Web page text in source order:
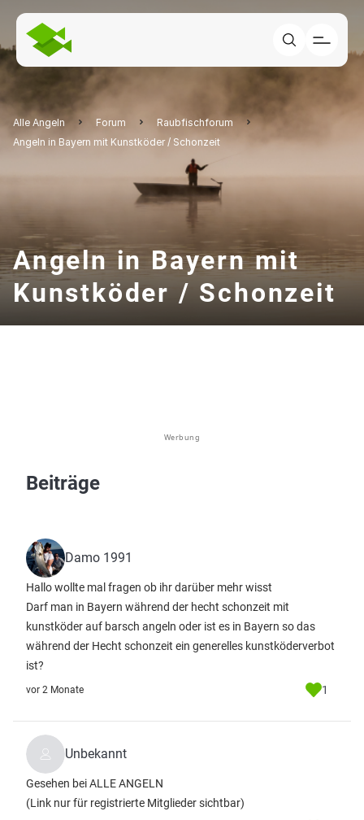
Alle Angeln Forum
Raubfischforum
Angeln in Bayern mit Kunstköder / Schonzeit
Angeln in Bayern mit
Kunstköder / Schonzeit
Werbung
Beiträge
Damo 1991
Hallo wollte mal fragen ob ihr darüber mehr wisst
Darf man in Bayern während der hecht schonzeit mit
kunstköder auf barsch angeln oder ist es in Bayern so das
während der Hecht schonzeit ein generelles kunstköderverbot
ist?
vor 2 Monate 1
Unbekannt
Gesehen bei ALLE ANGELN
(Link nur für registrierte Mitglieder sichtbar)